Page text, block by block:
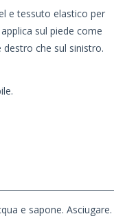
e tessuto elastico per
sul piede come
destro che sul sinistro.
e sapone. Asciugare.